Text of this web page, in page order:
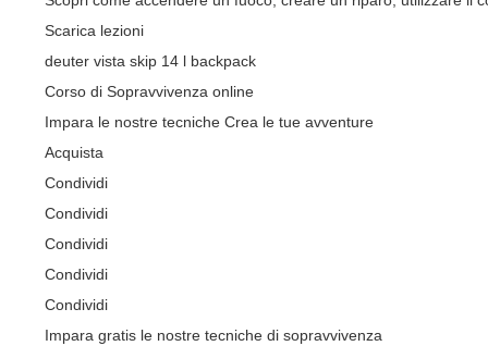
Scarica lezioni
deuter vista skip 14 l backpack
Corso di Sopravvivenza online
Impara le nostre tecniche Crea le tue avventure
Acquista
Condividi
Condividi
Condividi
Condividi
Condividi
Impara gratis le nostre tecniche di sopravvivenza